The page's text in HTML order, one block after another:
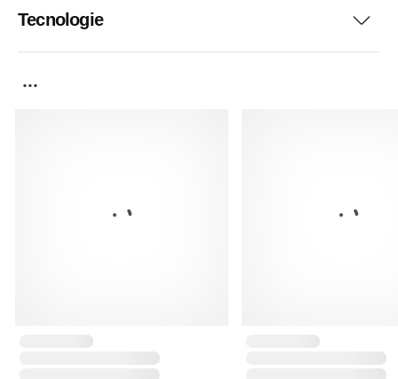
Tecnologie
...